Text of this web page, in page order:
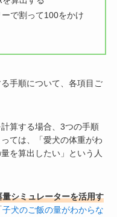
で割って100をかけ
手順について、各項目ご
算する場合、3つの手順
ては、「愛犬の体重がわ
を算出したい」という人
シミュレーターを活用す
子犬のご飯の量がわからな